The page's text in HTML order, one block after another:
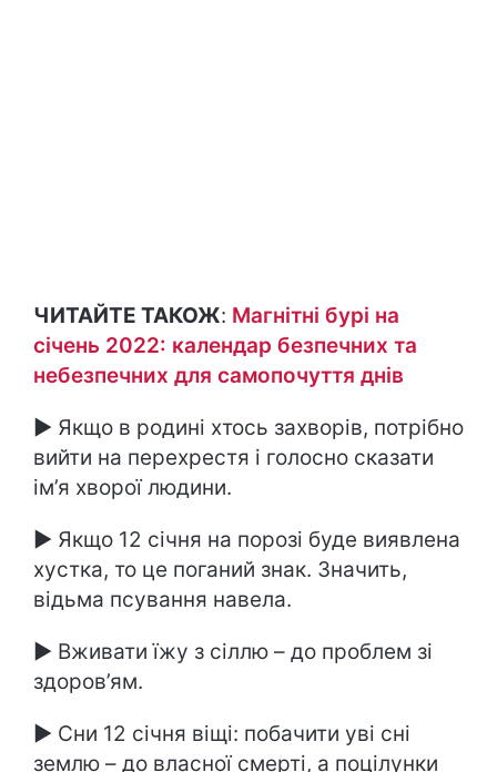
ЧИТАЙТЕ ТАКОЖ: Магнітні бурі на
січень 2022: календар безпечних та
небезпечних для самопочуття днів
► Якщо в родині хтось захворів, потрібно
вийти на перехрестя і голосно сказати
ім’я хворої людини.
► Якщо 12 січня на порозі буде виявлена
хустка, то це поганий знак. Значить,
відьма псування навела.
► Вживати їжу з сіллю – до проблем зі
здоров’ям.
► Сни 12 січня віщі: побачити уві сні
землю – до власної смерті, а поцілунки